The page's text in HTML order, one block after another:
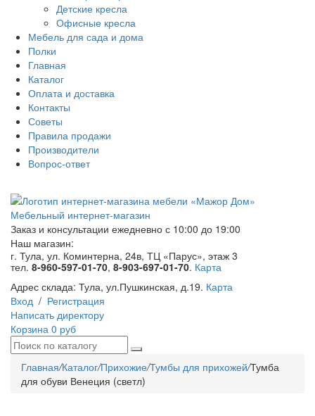
Детские кресла
Офисные кресла
Мебель для сада и дома
Полки
Главная
Каталог
Оплата и доставка
Контакты
Советы
Правила продажи
Производители
Вопрос-ответ
Мебельный интернет-магазин
Заказ и консультации ежедневно с 10:00 до 19:00
Наш магазин:
г. Тула, ул. Коминтерна, 24в, ТЦ «Парус», этаж 3
тел. 8-960-597-01-70, 8-903-697-01-70. Карта
Адрес склада: Тула, ул.Пушкинская, д.19. Карта
Вход / Регистрация
Написать директору
Корзина 0 руб
Главная/Каталог/Прихожие/Тумбы для прихожей/Тумба
для обуви Венеция (светл)